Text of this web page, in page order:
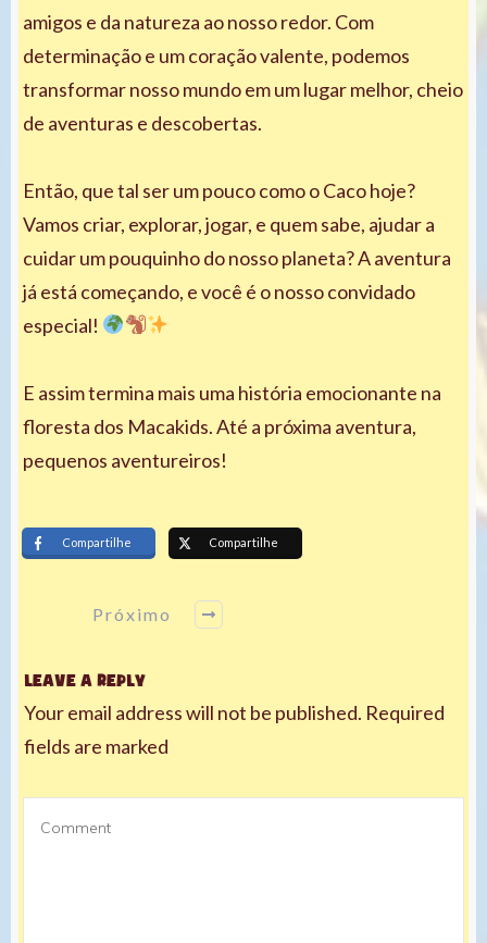
amigos e da natureza ao nosso redor. Com
determinação e um coração valente, podemos
transformar nosso mundo em um lugar melhor, cheio
de aventuras e descobertas.
Então, que tal ser um pouco como o Caco hoje?
Vamos criar, explorar, jogar, e quem sabe, ajudar a
cuidar um pouquinho do nosso planeta? A aventura
já está começando, e você é o nosso convidado
especial!
E assim termina mais uma história emocionante na
floresta dos Macakids. Até a próxima aventura,
pequenos aventureiros!
Compartilhe Compartilhe
Próximo
Leave a Reply
Your email address will not be published. Required
fields are marked